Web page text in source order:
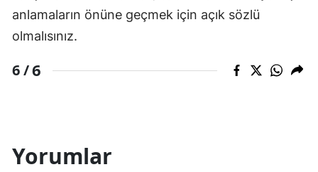
anlamaların önüne geçmek için açık sözlü
olmalısınız.
6 /6
Yorumlar